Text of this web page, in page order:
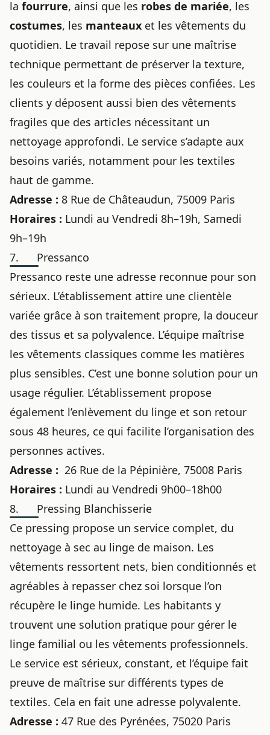
la fourrure, ainsi que les robes de mariée, les
costumes, les manteaux et les vêtements du
quotidien. Le travail repose sur une maîtrise
technique permettant de préserver la texture,
les couleurs et la forme des pièces confiées. Les
clients y déposent aussi bien des vêtements
fragiles que des articles nécessitant un
nettoyage approfondi. Le service s’adapte aux
besoins variés, notamment pour les textiles
haut de gamme.
Adresse : 8 Rue de Châteaudun, 75009 Paris
Horaires : Lundi au Vendredi 8h–19h, Samedi
9h–19h
7. Pressanco
Pressanco reste une adresse reconnue pour son
sérieux. L’établissement attire une clientèle
variée grâce à son traitement propre, la douceur
des tissus et sa polyvalence. L’équipe maîtrise
les vêtements classiques comme les matières
plus sensibles. C’est une bonne solution pour un
usage régulier. L’établissement propose
également l’enlèvement du linge et son retour
sous 48 heures, ce qui facilite l’organisation des
personnes actives.
Adresse : 26 Rue de la Pépinière, 75008 Paris
Horaires : Lundi au Vendredi 9h00–18h00
8. Pressing Blanchisserie
Ce pressing propose un service complet, du
nettoyage à sec au linge de maison. Les
vêtements ressortent nets, bien conditionnés et
agréables à repasser chez soi lorsque l’on
récupère le linge humide. Les habitants y
trouvent une solution pratique pour gérer le
linge familial ou les vêtements professionnels.
Le service est sérieux, constant, et l’équipe fait
preuve de maîtrise sur différents types de
textiles. Cela en fait une adresse polyvalente.
Adresse : 47 Rue des Pyrénées, 75020 Paris